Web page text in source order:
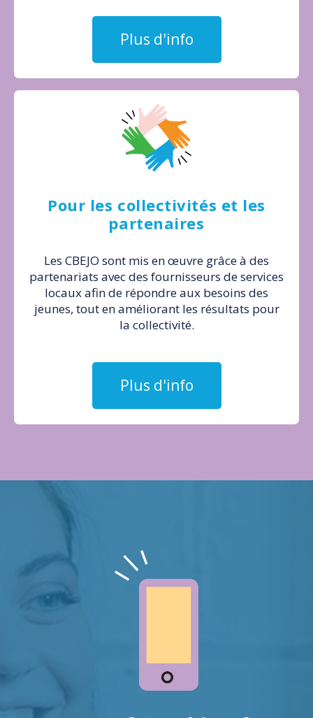
Plus d'info
Pour les collectivités et les
partenaires
Les CBEJO sont mis en œuvre grâce à des
partenariats avec des fournisseurs de services
locaux afin de répondre aux besoins des
jeunes, tout en améliorant les résultats pour
la collectivité.
Plus d'info